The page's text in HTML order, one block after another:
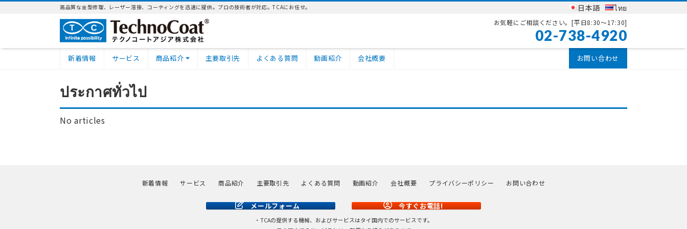
日本語 ไทย
高品質な金型修理、レーザー溶接、コーティングを迅速に提供。プロの技術者が対応。TCAにお任せ。
お気軽にご相談ください。[平日8:30〜17:30]
02-738-4920
新着情報 サービス 商品紹介 主要取引先 よくある質問 動画紹介 会社概要 お問い合わせ
ประกาศทั่วไป
No articles
新着情報 サービス 商品紹介 主要取引先 よくある質問 動画紹介 会社概要 プライバシーポリシー お問い合わせ
メールフォーム 今すぐお電話!
・TCAの提供する機械、およびサービスはタイ国内でのサービスです。